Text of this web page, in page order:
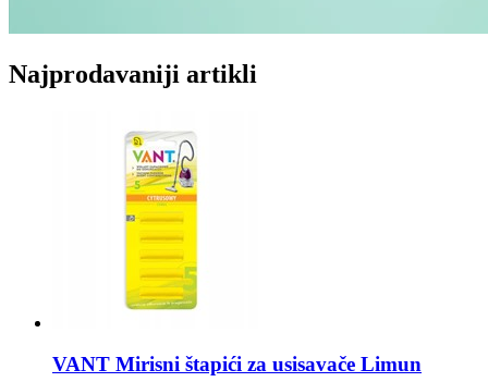
Najprodavaniji artikli
VANT Mirisni štapići za usisavače Limun